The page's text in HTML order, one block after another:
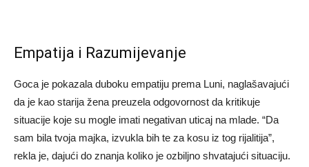
Empatija i Razumijevanje
Goca je pokazala duboku empatiju prema Luni, naglašavajući
da je kao starija žena preuzela odgovornost da kritikuje
situacije koje su mogle imati negativan uticaj na mlade. “Da
sam bila tvoja majka, izvukla bih te za kosu iz tog rijalitija”,
rekla je, dajući do znanja koliko je ozbiljno shvatajući situaciju.